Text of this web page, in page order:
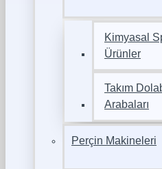
Kimyasal
Ürünler
Takım
Arabaları
Perçin Makineleri